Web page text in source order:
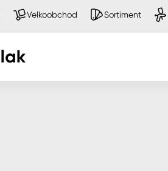
Velkoobchod Sortiment